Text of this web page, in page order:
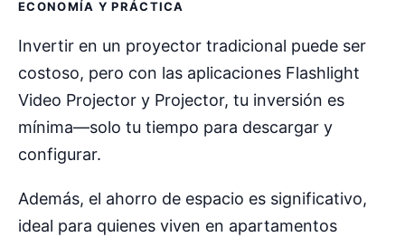
ECONOMÍA Y PRÁCTICA
Invertir en un proyector tradicional puede ser
costoso, pero con las aplicaciones Flashlight
Video Projector y Projector, tu inversión es
mínima—solo tu tiempo para descargar y
configurar.
Además, el ahorro de espacio es significativo,
ideal para quienes viven en apartamentos